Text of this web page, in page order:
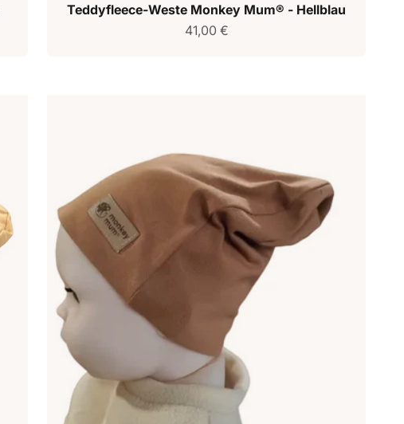
Teddyfleece-Weste Monkey Mum® - Hellblau
Verkaufspreis
41,00 €